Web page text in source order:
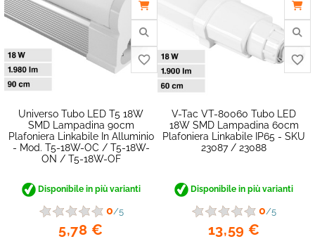
Universo Tubo LED T5 18W
SMD Lampadina 90cm
Plafoniera Linkabile In Alluminio
- Mod. T5-18W-OC / T5-18W-
ON / T5-18W-OF
Disponibile in più varianti
0/5
5,78 €
V-Tac VT-80060 Tubo LED
18W SMD Lampadina 60cm
Plafoniera Linkabile IP65 - SKU
23087 / 23088
Disponibile in più varianti
0/5
13,59 €